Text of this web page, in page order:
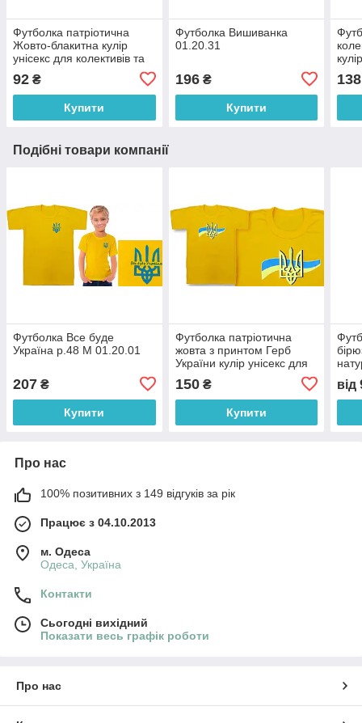
Футболка патріотична
Жовто-блакитна кулір
унісекс для колективів та
виступів розмір 30–62 код
01.21
92 ₴
Купити
Футболка Вишиванка
01.20.31
196₴
Купити
138
Подібні товари компанії
Футболка Все буде
Україна р.48 М 01.20.01
207 ₴
Купити
Футболка патріотична
жовта з принтом Герб
України кулір унісекс для
розмір 34–56 код 01.20.25
150₴
Купити
від
Про нас
100% позитивних з 149 відгуків за рік
Працює з 04.10.2013
м. Одеса
Одеса, Україна
Контакти
Сьогодні вихідний
Показати весь графік роботи
Про нас